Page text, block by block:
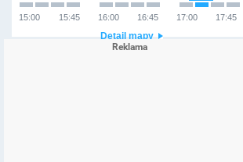
17:45
17:00
16:45
16:00
15:45
15:00
Detail mapy